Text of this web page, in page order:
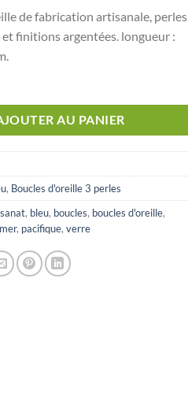
de fabrication artisanale, perles
finitions argentées. longueur :
AU PANIER
, Boucles d'oreille 3 perles
, bleu, boucles, boucles d'oreille,
mer, pacifique, verre